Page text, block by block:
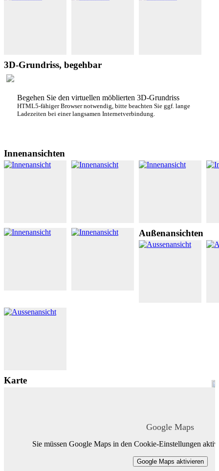
3D-Grundriss, begehbar
Begehen Sie den virtuellen möblierten 3D-Grundriss
HTML5-fähiger Browser notwendig, bitte beachten Sie ggf. lange
Ladezeiten bei einer langsamen Internetverbindung.
Innenansichten
Außenansichten
Karte
Google Maps
Sie müssen Google Maps in den Cookie-Einstellungen
Google Maps aktivieren